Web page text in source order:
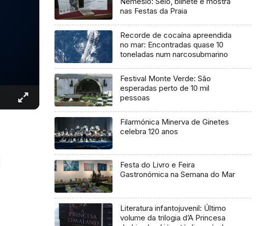
nas Festas da Praia
Recorde de cocaína apreendida
no mar: Encontradas quase 10
toneladas num narcosubmarino
Festival Monte Verde: São
esperadas perto de 10 mil
pessoas
Filarmónica Minerva de Ginetes
celebra 120 anos
Festa do Livro e Feira
Gastronómica na Semana do Mar
Literatura infantojuvenil: Último
volume da trilogia d’A Princesa